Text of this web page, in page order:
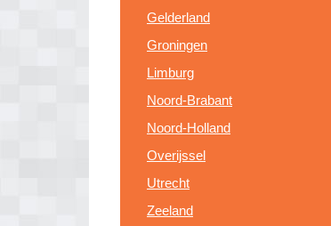
Gelderland
Groningen
Limburg
Noord-Brabant
Noord-Holland
Overijssel
Utrecht
Zeeland